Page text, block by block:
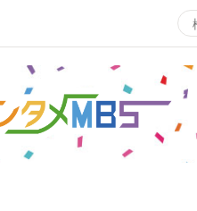
情報をちょこっとプラス～